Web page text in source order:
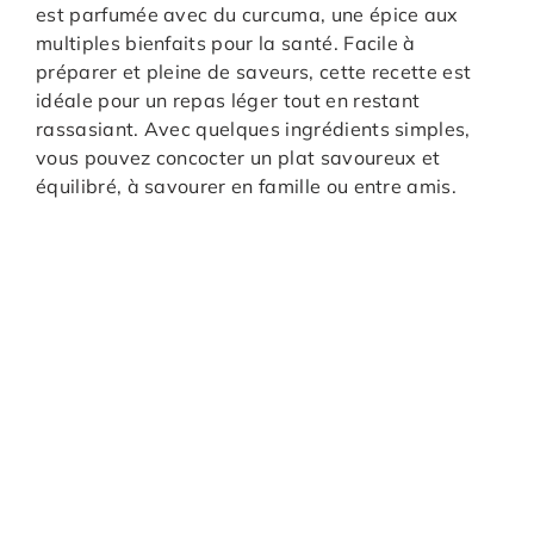
est parfumée avec du curcuma, une épice aux
multiples bienfaits pour la santé. Facile à
préparer et pleine de saveurs, cette recette est
idéale pour un repas léger tout en restant
rassasiant. Avec quelques ingrédients simples,
vous pouvez concocter un plat savoureux et
équilibré, à savourer en famille ou entre amis.